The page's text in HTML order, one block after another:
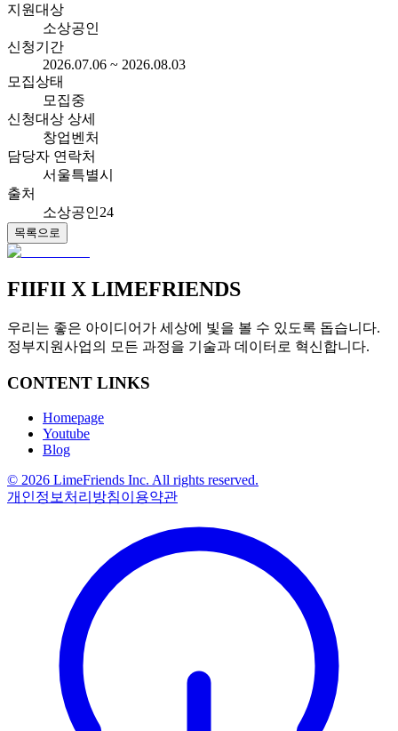
지원대상
소상공인
신청기간
2026.07.06 ~ 2026.08.03
모집상태
모집중
신청대상 상세
창업벤처
담당자 연락처
서울특별시
출처
소상공인24
목록으로
FIIFII X LIMEFRIENDS
우리는 좋은 아이디어가 세상에 빛을 볼 수 있도록 돕습니다.
정부지원사업의 모든 과정을 기술과 데이터로 혁신합니다.
CONTENT LINKS
Homepage
Youtube
Blog
© 2026 LimeFriends Inc. All rights reserved.
개인정보처리방침이용약관